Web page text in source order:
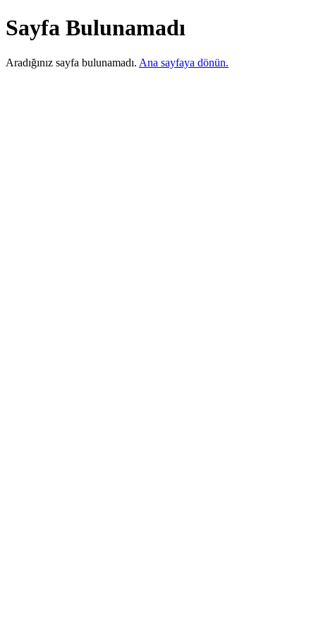
Sayfa Bulunamadı
Aradığınız sayfa bulunamadı. Ana sayfaya dönün.